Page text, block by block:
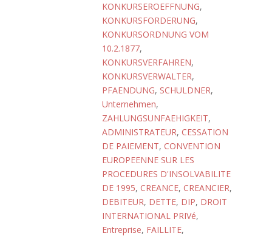
KONKURSEROEFFNUNG,
KONKURSFORDERUNG,
KONKURSORDNUNG VOM
10.2.1877,
KONKURSVERFAHREN,
KONKURSVERWALTER,
PFAENDUNG, SCHULDNER,
Unternehmen,
ZAHLUNGSUNFAEHIGKEIT,
ADMINISTRATEUR, CESSATION
DE PAIEMENT, CONVENTION
EUROPEENNE SUR LES
PROCEDURES D'INSOLVABILITE
DE 1995, CREANCE, CREANCIER,
DEBITEUR, DETTE, DIP, DROIT
INTERNATIONAL PRIVé,
Entreprise, FAILLITE,